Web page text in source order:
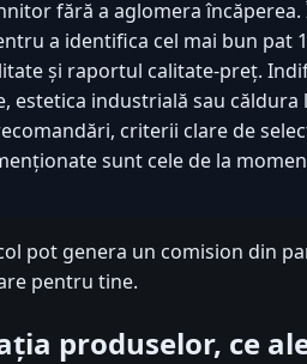
fără a aglomera încăperea.
a identifica cel mai bun pat
și raportul calitate-preț.
estetica industrială sau
criterii clare de
sunt cele de la
pot genera un comision din
pentru tine.
produselor, ce